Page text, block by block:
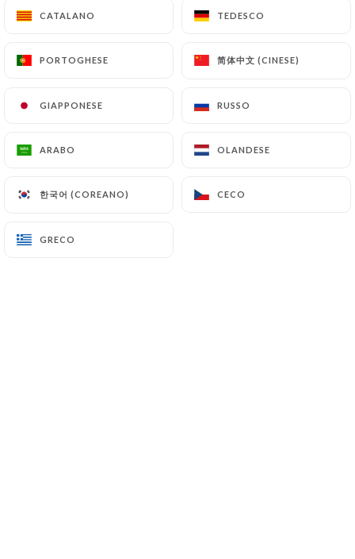
CATALANO TEDESCO
PORTOGHESE 简体中文 (CINESE)
GIAPPONESE RUSSO
ARABO OLANDESE
한국어 (COREANO) CECO
GRECO
CATALANO TEDESCO
PORTOGHESE 简体中文 (CINESE)
GIAPPONESE RUSSO
ARABO OLANDESE
한국어 (COREANO) CECO
GRECO